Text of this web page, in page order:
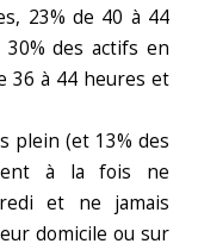
23% de 40 à 44
des actifs en
36 à 44 heures et
plein (et 13% des
à la fois ne
et ne jamais
domicile ou sur